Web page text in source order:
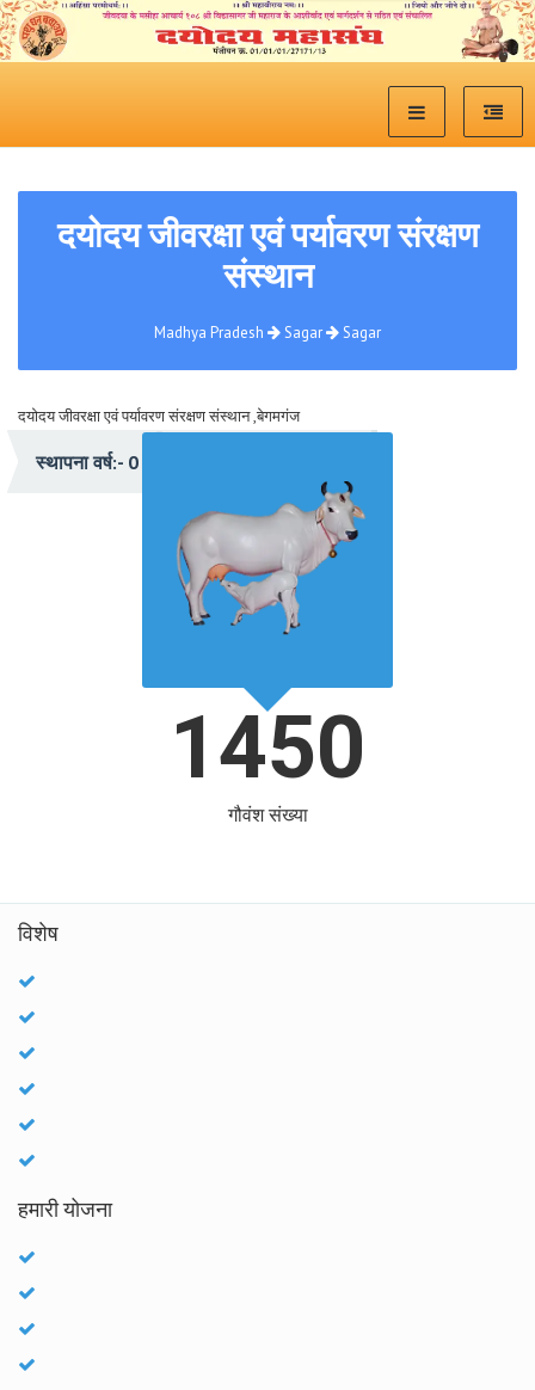
दयोदय जीवरक्षा एवं पर्यावरण संरक्षण
संस्थान
Madhya Pradesh Sagar Sagar
दयोदय जीवरक्षा एवं पर्यावरण संरक्षण संस्थान ,बेगमगंज
प्रेरणा:- संत शिरोमणी श्री विद्यासागरजी महाराज
स्थापना वर्ष:- 0
1450
गौवंश संख्या
विशेष
हमारी योजना